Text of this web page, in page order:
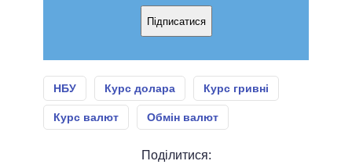
Підписатися
НБУ Курс долара Курс гривні
Курс валют Обмін валют
Поділитися: